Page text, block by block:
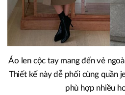
Áo len cộc tay mang đến vẻ
Thiết kế này dễ phối cùng quần
phù hợp nhiều